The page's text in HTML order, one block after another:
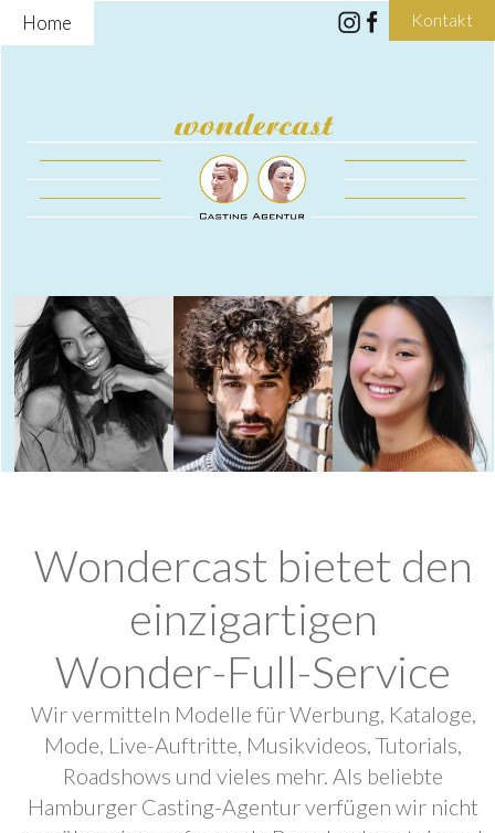
Home Kontakt
Wondercast bietet den
einzigartigen
Wonder-Full-Service
Wir vermitteln Modelle für Werbung, Kataloge,
Mode, Live-Auftritte, Musikvideos, Tutorials,
Roadshows und vieles mehr. Als beliebte
Hamburger Casting-Agentur verfügen wir nicht